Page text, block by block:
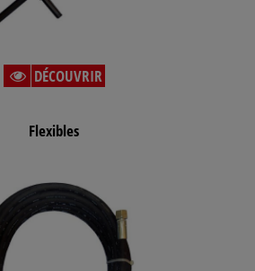
DÉCOUVRIR
Flexibles